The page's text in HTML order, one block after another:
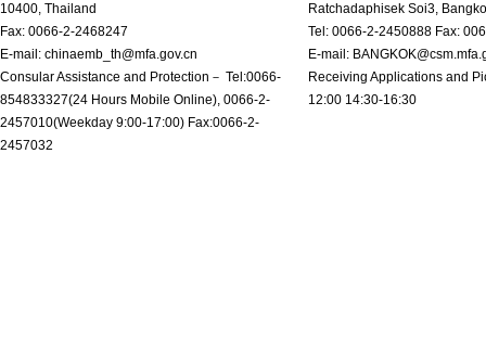
10400, Thailand
Fax: 0066-2-2468247
E-mail: chinaemb_th@mfa.gov.cn
Consular Assistance and Protection－ Tel:0066-
854833327(24 Hours Mobile Online), 0066-2-
2457010(Weekday 9:00-17:00) Fax:0066-2-
2457032
Ratchadaphisek Soi3,
Tel: 0066-2-2450888 Fax:
E-mail:
Receiving Applications and
12:00 14:30-16:30